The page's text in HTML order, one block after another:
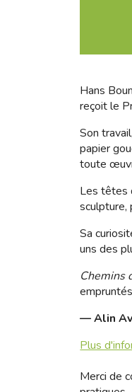
Hans
reçoit le
Son
papier
toute
Les têtes
sculpture,
Sa
uns des
Chemins
— Alin
Plus
Merci de